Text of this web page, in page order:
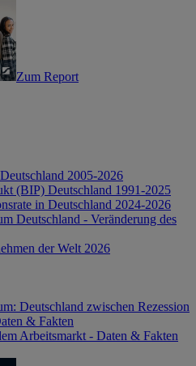
Zum Report
2005-2026
(BIP) Deutschland 1991-2025
in Deutschland 2024-2026
Deutschland - Veränderung des
der Welt 2026
Deutschland zwischen Rezession
& Fakten
Arbeitsmarkt - Daten & Fakten